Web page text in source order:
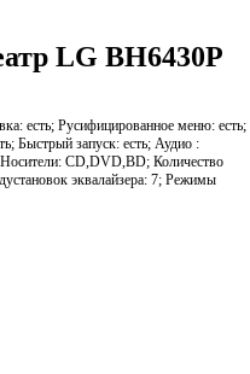
LG BH6430P
есть; Русифицированное меню: есть;
Быстрый запуск: есть; Аудио :
CD,DVD,BD; Количество
эквалайзера: 7; Режимы